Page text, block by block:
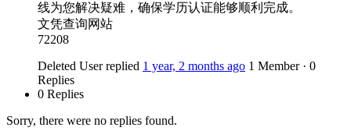
线为您解决疑难，确保学历认证能够顺利完成。
文凭查询网站
72208
Deleted User replied 1 year, 2 months ago 1 Member · 0
Replies
0 Replies
Sorry, there were no replies found.